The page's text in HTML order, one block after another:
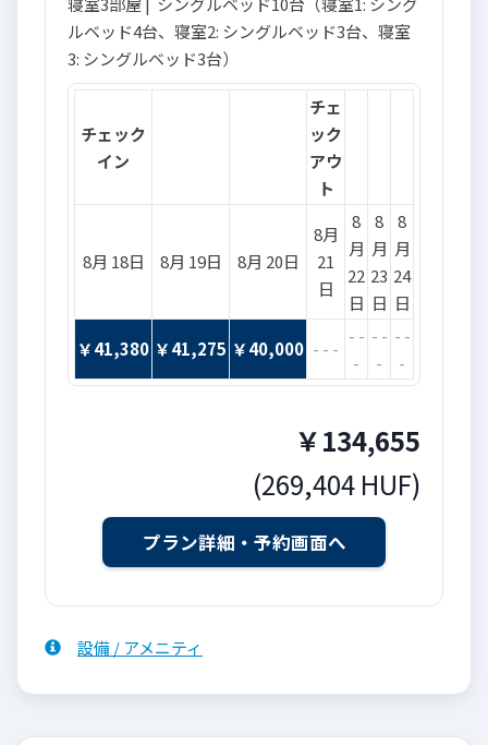
ルベッド4台、寝室2: シングルベッド3台、寝室
3: シングルベッド3台）
チェック
イン
チェ
ック
アウ
ト
8月 18日 8月 19日 8月 20日
8月
21
日
8
月
22
日
8
月
23
日
8
月
24
日
￥41,380 ￥41,275 ￥40,000 - - -
- -
-
- -
-
- -
-
￥134,655
(269,404 HUF)
設備 / アメニティ